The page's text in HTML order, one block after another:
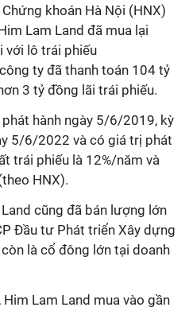
khoán Hà Nội (HNX)
Lam Land đã mua lại
với lô trái phiếu
ty đã thanh toán 104 tỷ
3 tỷ đồng lãi trái phiếu.
hành ngày 5/6/2019, kỳ
5/6/2022 và có giá trị phát
trái phiếu là 12%/năm và
HNX).
cũng đã bán lượng lớn
Đầu tư Phát triển Xây dựng
là cổ đông lớn tại doanh
Lam Land mua vào gần